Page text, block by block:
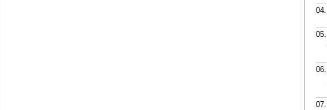
04.
05.
06.
07.